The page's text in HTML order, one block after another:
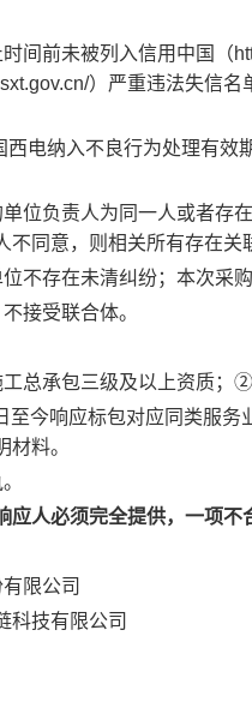
间前未被列入信用中国（
）严重违法失信
电纳入不良行为处理有
位负责人为同一人或者存
不同意，则相关所有存在
不存在未清纠纷；本次采
接受联合体。
总承包三级及以上资质；
至今响应标包对应同类服
料。
应人必须完全提供，一项不
限公司
科技有限公司